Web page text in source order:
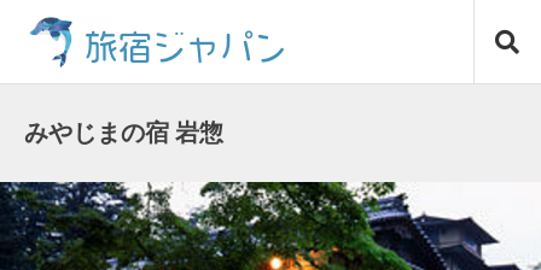
ス
キ
ッ
旅宿ジャパン
みやじまの宿 岩惣